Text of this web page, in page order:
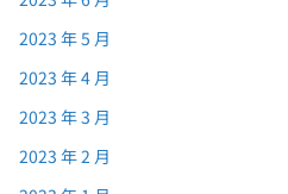
2023 年 5 月
2023 年 4 月
2023 年 3 月
2023 年 2 月